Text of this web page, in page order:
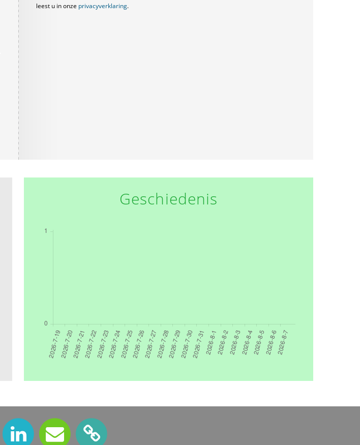
leest u in onze privacyverklaring.
Geschiedenis